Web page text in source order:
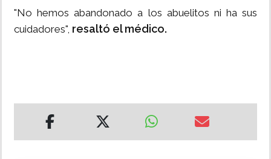
"No hemos abandonado a los abuelitos ni ha sus
cuidadores", resaltó el médico.